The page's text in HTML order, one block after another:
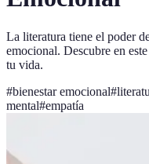
La literatura tiene el poder
emocional. Descubre en
tu vida.
#bienestar emocional#
mental#empatía